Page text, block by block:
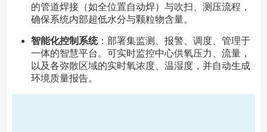
的管道焊接（如全位置自动焊）与吹扫、测压流程，
确保系统内部超低水分与颗粒物含量。
智能化控制系统：部署集监测、报警、调度、管理于
一体的智慧平台。可实时监控中心供氧压力、流量，
以及各弥散区域的实时氧浓度、温湿度，并自动生成
环境质量报告。